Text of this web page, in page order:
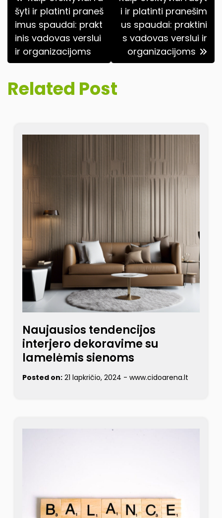
tarp
įrašų
šyti ir platinti praneš
imus spaudai: prakt
inis vadovas verslui
ir organizacijoms
i ir platinti pranešim
us spaudai: praktini
s vadovas verslui ir
organizacijoms
Related Post
Naujausios tendencijos
interjero dekoravime su
lamelėmis sienoms
Posted on: 21 lapkričio, 2024 - www.cidoarena.lt